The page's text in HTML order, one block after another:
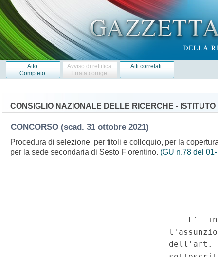
Atto
Completo
Avviso di rettifica
Errata corrige
Atti correlati
CONSIGLIO NAZIONALE DELLE RICERCHE -
CONCORSO (scad. 31 ottobre 2021)
Procedura di selezione, per titoli e colloquio, per la
per la sede secondaria di Sesto Fiorentino. (GU n.78 del